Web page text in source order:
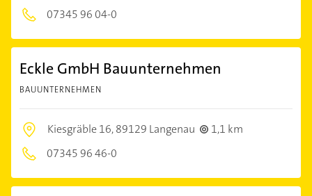
07345 96 04-0
Eckle GmbH Bauunternehmen
BAUUNTERNEHMEN
Kiesgräble 16,89129 Langenau
1,1 km
07345 96 46-0